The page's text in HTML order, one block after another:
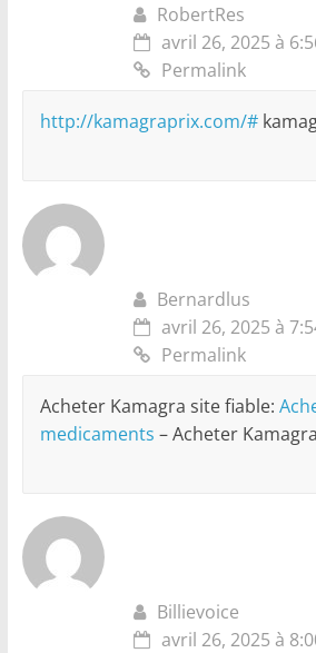
RobertRes
avril 26, 2025 à
Permalink
http://kamagraprix.com/#
Bernardlus
avril 26, 2025 à
Permalink
Acheter Kamagra site fiable:
medicaments – Acheter
Billievoice
avril 26, 2025 à